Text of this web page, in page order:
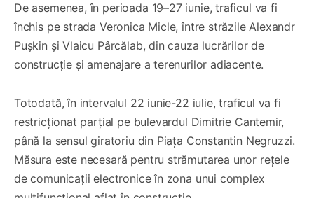
De asemenea, în perioada 19–27 iunie, traficul va fi
închis pe strada Veronica Micle, între străzile Alexandr
Pușkin și Vlaicu Pârcălab, din cauza lucrărilor de
construcție și amenajare a terenurilor adiacente.
Totodată, în intervalul 22 iunie-22 iulie, traficul va fi
restricționat parțial pe bulevardul Dimitrie Cantemir,
până la sensul giratoriu din Piața Constantin Negruzzi.
Măsura este necesară pentru strămutarea unor rețele
de comunicații electronice în zona unui complex